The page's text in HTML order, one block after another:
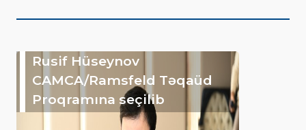
Rusif Hüseynov
CAMCA/Ramsfeld Təqaüd
Proqramına seçilib